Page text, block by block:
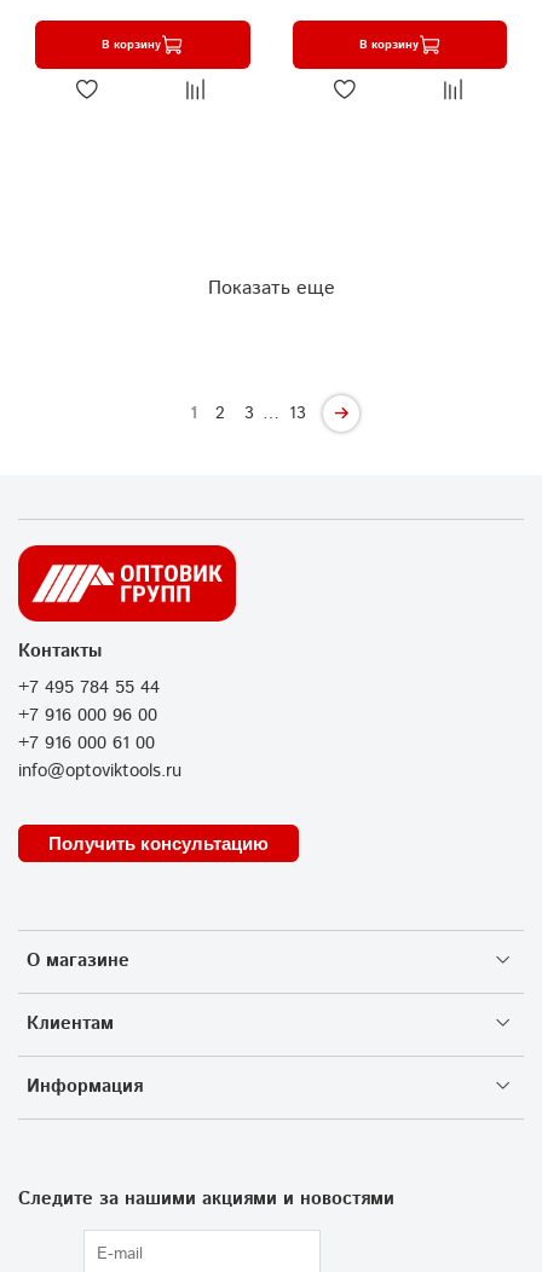
В корзину В корзину
Показать еще
1 2 3 … 13
О магазине
Клиентам
Информация
Контакты
+7 495 784 55 44
+7 916 000 96 00
+7 916 000 61 00
info@optoviktools.ru
Получить консультацию
Следите за нашими акциями и новостями